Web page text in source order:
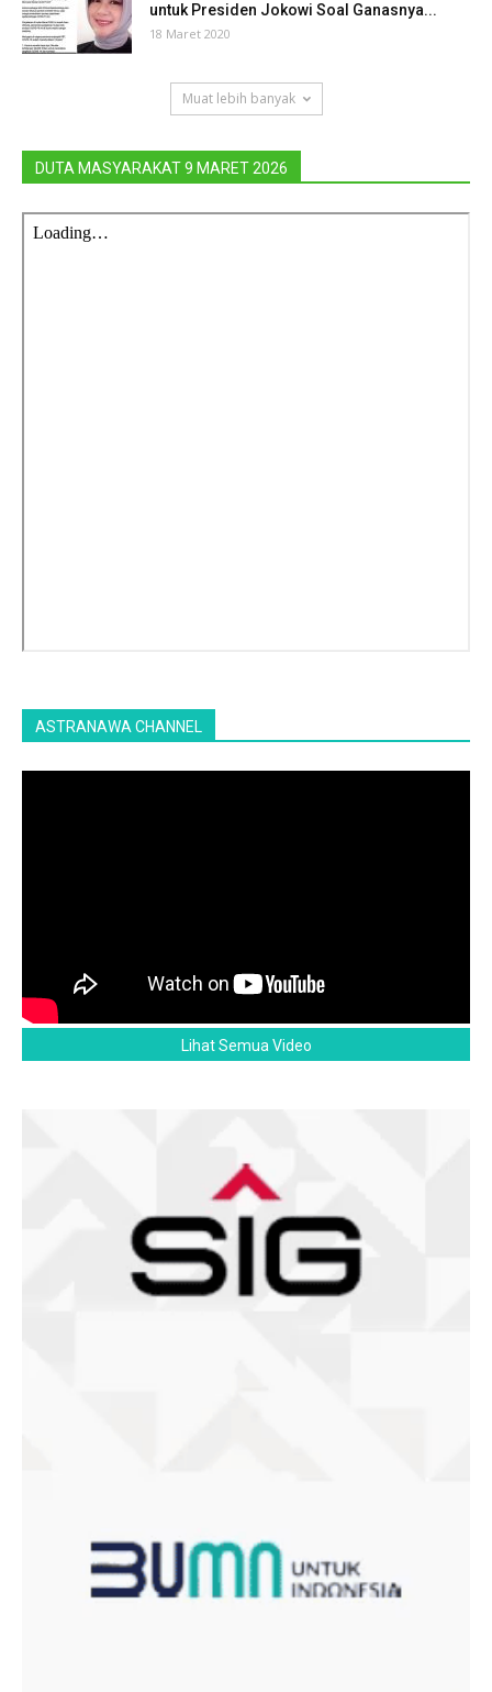
untuk Presiden Jokowi Soal Ganasnya...
18 Maret 2020
Muat lebih banyak
DUTA MASYARAKAT 9 MARET 2026
ASTRANAWA CHANNEL
Lihat Semua Video